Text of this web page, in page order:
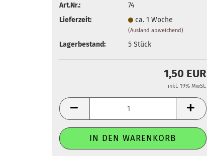
Konto erstellen
Art.Nr.:
74
Lieferzeit:
ca. 1 Woche
(Ausland abweichend)
Lagerbestand: 5 Stück
1,50 EUR
inkl. 19% MwSt.